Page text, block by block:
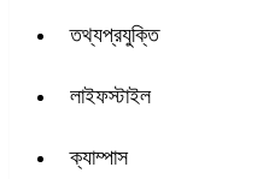
তথ্যপ্রযুক্তি
লাইফস্টাইল
ক্যাম্পাস